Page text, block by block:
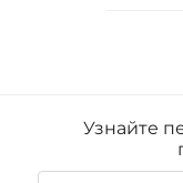
Узнайте